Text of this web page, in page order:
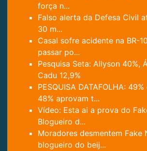
força n...
Falso alerta da Defesa Civil
30 m...
Casal sofre acidente na BR-
passar po...
Pesquisa Seta: Allyson 40%,
Cadu 12,9%
PESQUISA DATAFOLHA:
48% aprovam t...
Vídeo: Esta ai a prova do
Blogueiro d...
Moradores desmentem Fake
blogueiro do beij...